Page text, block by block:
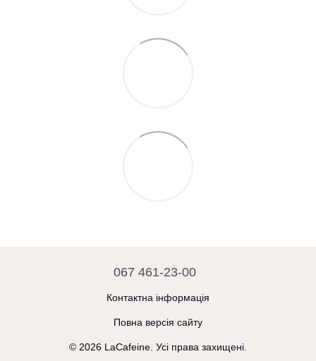
067 461-23-00
Контактна інформація
Повна версія сайту
© 2026 LaCafeine. Усі права захищені.